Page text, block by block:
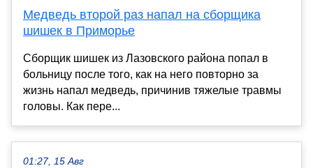
Медведь второй раз напал на сборщика
шишек в Приморье
Сборщик шишек из Лазовского района попал в
больницу после того, как на него повторно за
жизнь напал медведь, причинив тяжелые травмы
головы. Как пере...
01:27, 15 Авг